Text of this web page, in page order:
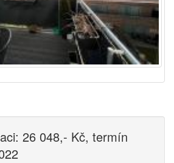
26 048,- Kč, termín